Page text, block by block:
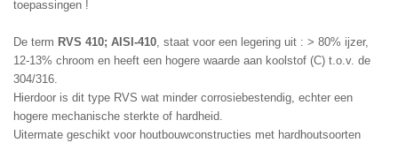
toepassingen !
De term RVS 410; AISI-410, staat voor een legering uit : > 80% ijzer,
12-13% chroom en heeft een hogere waarde aan koolstof (C) t.o.v. de
304/316.
Hierdoor is dit type RVS wat minder corrosiebestendig, echter een
hogere mechanische sterkte of hardheid.
Uitermate geschikt voor houtbouwconstructies met hardhoutsoorten